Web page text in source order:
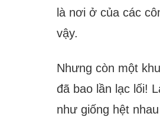
là nơi ở của các
vậy.
Nhưng còn một
đã bao lần lạc lối!
như giống hệt